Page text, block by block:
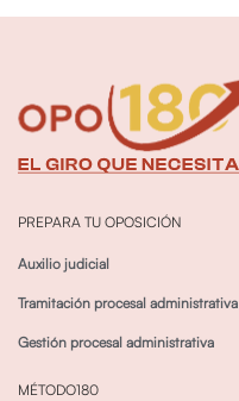
PREPARA TU OPOSICIÓN
Auxilio judicial
Tramitación procesal administrativa
Gestión procesal administrativa
MÉTODO180